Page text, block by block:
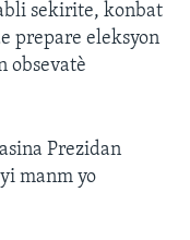
sekirite, konbat
prepare eleksyon
obsevatè
Prezidan
manm yo